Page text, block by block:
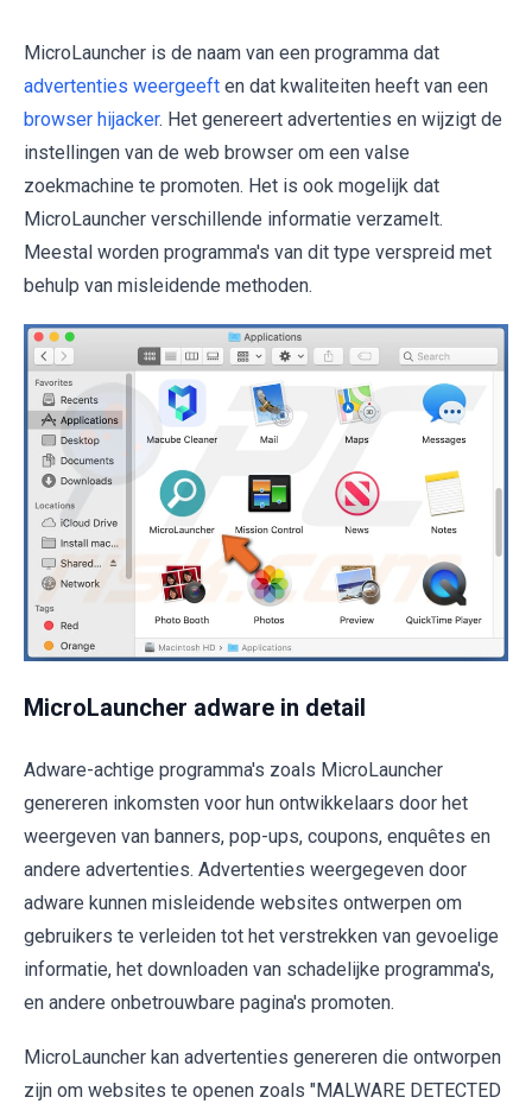
MicroLauncher is de naam van een programma dat
advertenties weergeeft en dat kwaliteiten heeft van een
browser hijacker. Het genereert advertenties en wijzigt de
instellingen van de web browser om een valse
zoekmachine te promoten. Het is ook mogelijk dat
MicroLauncher verschillende informatie verzamelt.
Meestal worden programma's van dit type verspreid met
behulp van misleidende methoden.
MicroLauncher adware in detail
Adware-achtige programma's zoals MicroLauncher
genereren inkomsten voor hun ontwikkelaars door het
weergeven van banners, pop-ups, coupons, enquêtes en
andere advertenties. Advertenties weergegeven door
adware kunnen misleidende websites ontwerpen om
gebruikers te verleiden tot het verstrekken van gevoelige
informatie, het downloaden van schadelijke programma's,
en andere onbetrouwbare pagina's promoten.
MicroLauncher kan advertenties genereren die ontworpen
zijn om websites te openen zoals "MALWARE DETECTED